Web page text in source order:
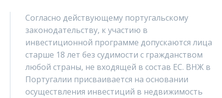
Согласно действующему португальскому
законодательству, к участию в
инвестиционной программе допускаются лица
старше 18 лет без судимости с гражданством
любой страны, не входящей в состав ЕС. ВНЖ в
Португалии присваивается на основании
осуществления инвестиций в недвижимость